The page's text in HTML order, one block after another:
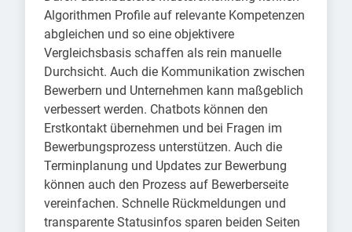
Algorithmen Profile auf relevante Kompetenzen
abgleichen und so eine objektivere
Vergleichsbasis schaffen als rein manuelle
Durchsicht. Auch die Kommunikation zwischen
Bewerbern und Unternehmen kann maßgeblich
verbessert werden. Chatbots können den
Erstkontakt übernehmen und bei Fragen im
Bewerbungsprozess unterstützen. Auch die
Terminplanung und Updates zur Bewerbung
können auch den Prozess auf Bewerberseite
vereinfachen. Schnelle Rückmeldungen und
transparente Statusinfos sparen beiden Seiten